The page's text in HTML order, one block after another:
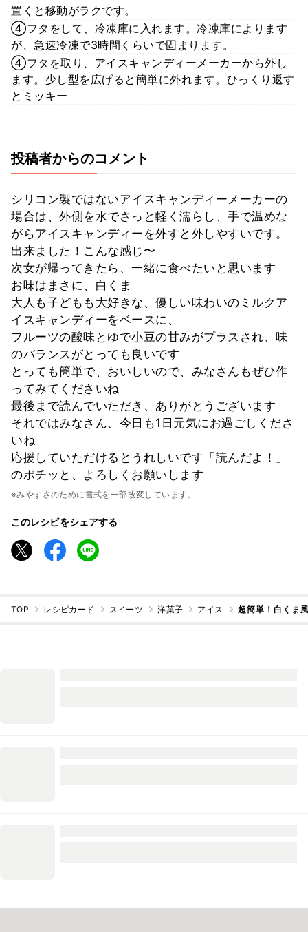
置くと移動がラクです。
④フタをして、冷凍庫に入れます。冷凍庫によります
が、急速冷凍で3時間くらいで固まります。
④フタを取り、アイスキャンディーメーカーから外し
ます。少し型を広げると簡単に外れます。ひっくり返す
とミッキー
投稿者からのコメント
シリコン製ではないアイスキャンディーメーカーの
場合は、外側を水でさっと軽く濡らし、手で温めな
がらアイスキャンディーを外すと外しやすいです。
出来ました！こんな感じ〜
次女が帰ってきたら、一緒に食べたいと思います
お味はまさに、白くま
大人も子どもも大好きな、優しい味わいのミルクア
イスキャンディーをベースに、
フルーツの酸味とゆで小豆の甘みがプラスされ、味
のバランスがとっても良いです
とっても簡単で、おいしいので、みなさんもぜひ作
ってみてくださいね
最後まで読んでいただき、ありがとうございます
それではみなさん、今日も1日元気にお過ごしくださ
いね
応援していただけるとうれしいです「読んだよ！」
のポチッと、よろしくお願いします
※みやすさのために書式を一部改変しています。
このレシピをシェアする
TOP レシピカード スイーツ 洋菓子 アイス 超簡単！白くま